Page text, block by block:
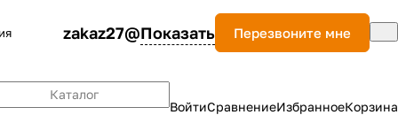
zakaz27@Показать Перезвоните мне
Каталог
ВойтиСравнениеИзбранноеКорзина